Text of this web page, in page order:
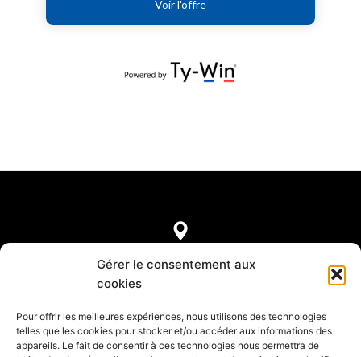
Gérer le consentement aux
cookies
Pour offrir les meilleures expériences, nous utilisons des technologies
telles que les cookies pour stocker et/ou accéder aux informations des
appareils. Le fait de consentir à ces technologies nous permettra de
7, rue de Castellane
Mentions légales